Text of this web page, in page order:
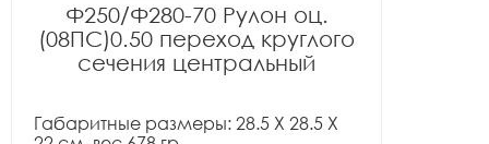
Ф250/Ф280-70 Рулон оц.
(08ПС)0.50 переход круглого
сечения центральный
Габаритные размеры: 28.5 X 28.5 X